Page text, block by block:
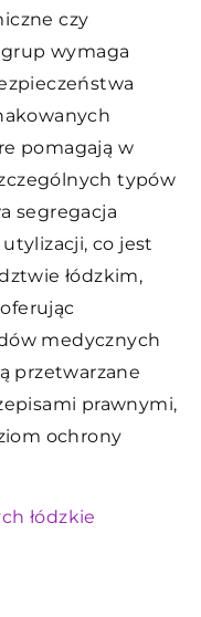
czy
wymaga
pomagają w
typów
segregacja
co jest
łódzkim,
oferując
medycznych
przetwarzane
prawnymi,
ochrony
łódzkie